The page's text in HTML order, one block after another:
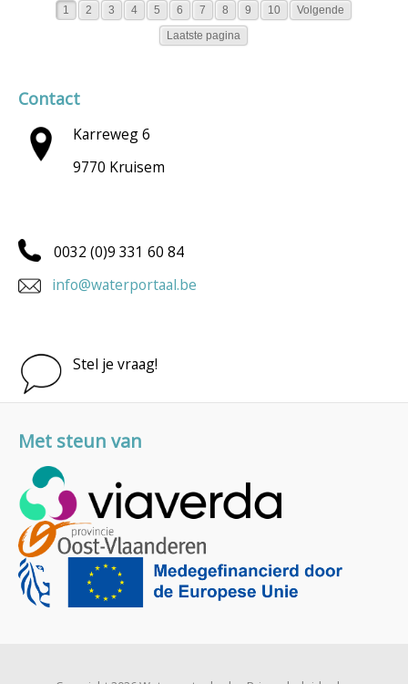
1 2 3 4 5 6 7 8 9 10
Volgende
Laatste pagina
Contact
Karreweg 6
9770 Kruisem
0032 (0)9 331 60 84
info@waterportaal.be
Stel je vraag!
Met steun van